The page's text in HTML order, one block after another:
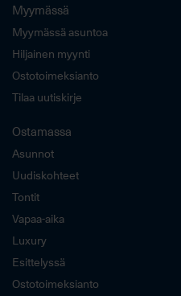
Myymässä
Myymässä asuntoa
Hiljainen myynti
Ostotoimeksianto
Tilaa uutiskirje
Ostamassa
Asunnot
Uudiskohteet
Tontit
Vapaa-aika
Luxury
Esittelyssä
Ostotoimeksianto